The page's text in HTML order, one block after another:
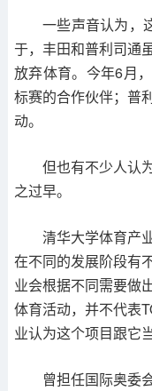
一些声音认为，
于，丰田和普利司通
放弃体育。今年6月
标赛的合作伙伴；普
动。
但也有不少人认
之过早。
清华大学体育产
在不同的发展阶段有
业会根据不同需要做
体育活动，并不代表
业认为这个项目跟它
曾担任国际奥委